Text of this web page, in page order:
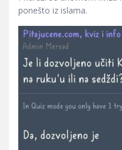
ponešto iz islama.